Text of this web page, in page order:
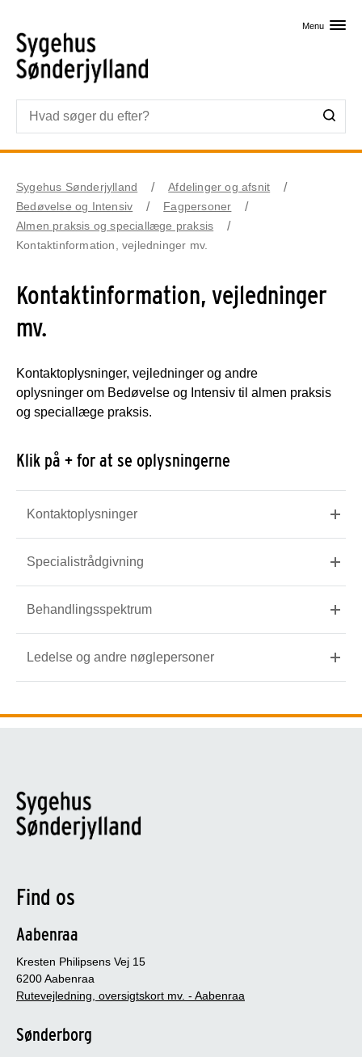
Menu
Sygehus Sønderjylland
Afdelinger og afsnit
Bedøvelse og Intensiv
Fagpersoner
Almen praksis og speciallæge praksis
Kontaktinformation, vejledninger mv.
Kontaktinformation, vejledninger
mv.
Kontaktoplysninger, vejledninger og andre
oplysninger om Bedøvelse og Intensiv til almen praksis
og speciallæge praksis.
Klik på + for at se oplysningerne
Kontaktoplysninger
Specialistrådgivning
Behandlingsspektrum
Ledelse og andre nøglepersoner
Find os
Aabenraa
Kresten Philipsens Vej 15
6200 Aabenraa
Rutevejledning, oversigtskort mv. - Aabenraa
Sønderborg